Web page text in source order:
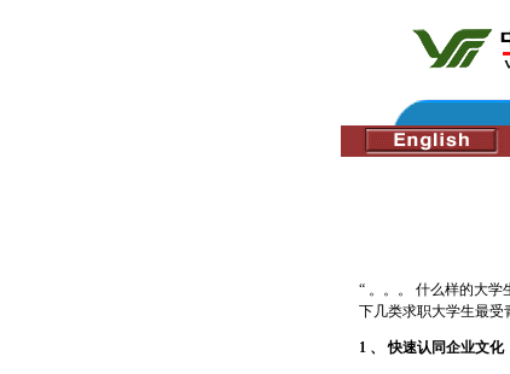
“ 。。。 什么样的大学
下几类求职大学生最受
1 、快速认同企业文化